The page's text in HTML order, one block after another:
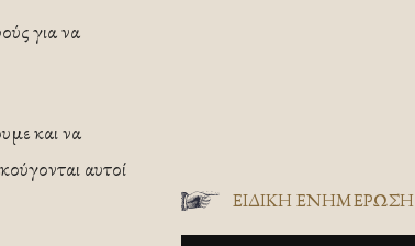
για να
και να
αυτοί
ΕΙΔΙΚΉ ΕΝΗΜΈΡΩΣΗ